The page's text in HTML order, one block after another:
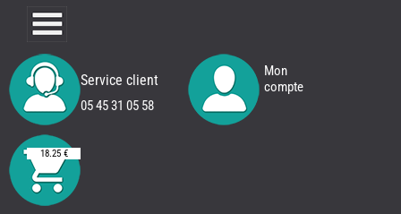
Service client
05 45 31 05 58
Mon
compte
18.25 €